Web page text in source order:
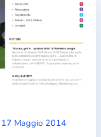
17 Maggio 2014